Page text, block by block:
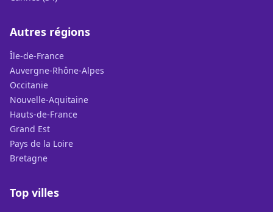
Autres régions
Île-de-France
Auvergne-Rhône-Alpes
Occitanie
Nouvelle-Aquitaine
Hauts-de-France
Grand Est
Pays de la Loire
Bretagne
Top villes